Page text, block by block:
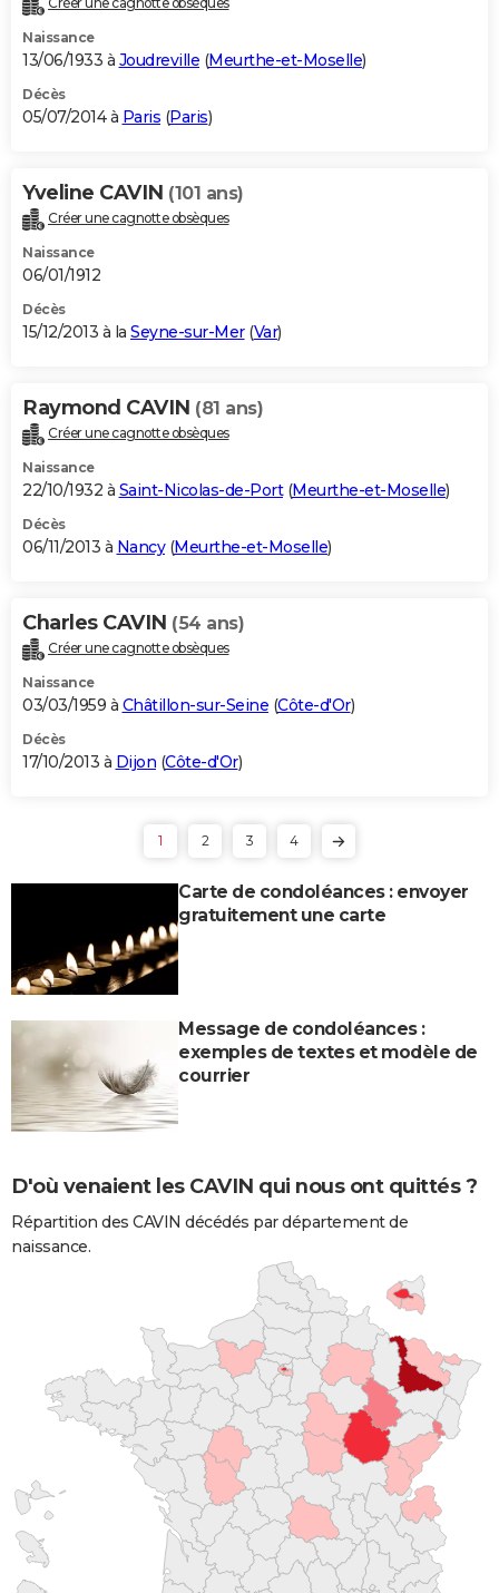
Naissance
13/06/1933 à Joudreville (Meurthe-et-Moselle)
Décès
05/07/2014 à Paris (Paris)
Yveline CAVIN (101 ans)
Créer une cagnotte obsèques
Naissance
06/01/1912
Décès
15/12/2013 à la Seyne-sur-Mer(Var)
Raymond CAVIN (81 ans)
Créer une cagnotte obsèques
Naissance
22/10/1932 à Saint-Nicolas-de-Port(Meurthe-et-Moselle)
Décès
06/11/2013 à Nancy(Meurthe-et-Moselle)
Charles CAVIN (54 ans)
Créer une cagnotte obsèques
Naissance
03/03/1959 à Châtillon-sur-Seine (Côte-d'Or)
Décès
17/10/2013 à Dijon (Côte-d'Or)
1 2 3 4
Carte de condoléances : envoyer
gratuitement une carte
Message de condoléances :
exemples de textes et modèle de
courrier
D'où venaient les CAVIN qui nous ont quittés ?
Répartition des CAVIN décédés par département de
naissance.